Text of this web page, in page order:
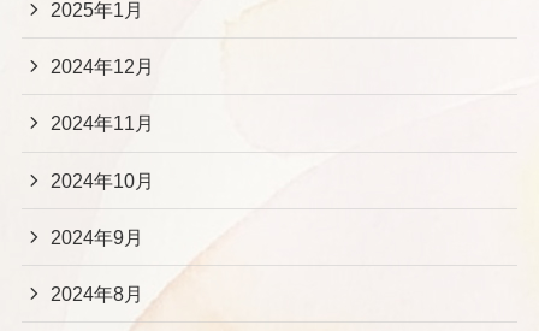
2025年1月
2024年12月
2024年11月
2024年10月
2024年9月
2024年8月